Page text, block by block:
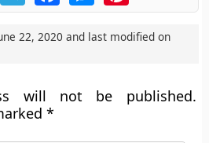
22, 2020 and last modified on
will not be published.
*